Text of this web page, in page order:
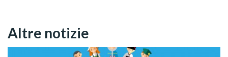
Religione di Dio, del Cristo e dello Spirito Santo, ci insegna
quanto segue nel suo articoloVincere saldi in Cristo e con il
Altre notizie